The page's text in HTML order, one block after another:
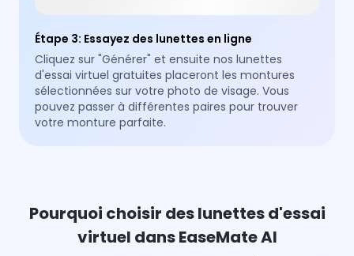
Étape 3: Essayez des lunettes en ligne
Cliquez sur "Générer" et ensuite nos lunettes
d'essai virtuel gratuites placeront les montures
sélectionnées sur votre photo de visage. Vous
pouvez passer à différentes paires pour trouver
votre monture parfaite.
Pourquoi choisir des lunettes d'essai
virtuel dans EaseMate AI